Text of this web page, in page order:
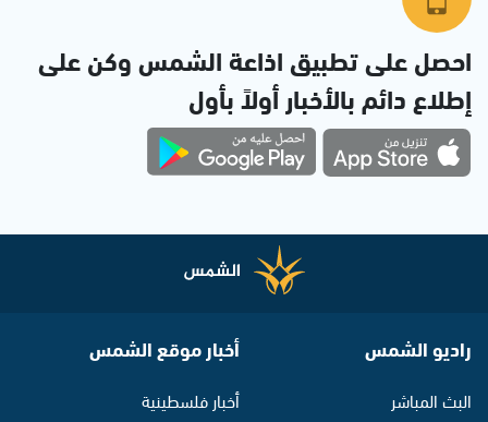
احصل على تطبيق اذاعة الشمس وكن على
إطلاع دائم بالأخبار أولاً بأول
راديو الشمس
البث المباشر
أخبار موقع الشمس
أخبار فلسطينية